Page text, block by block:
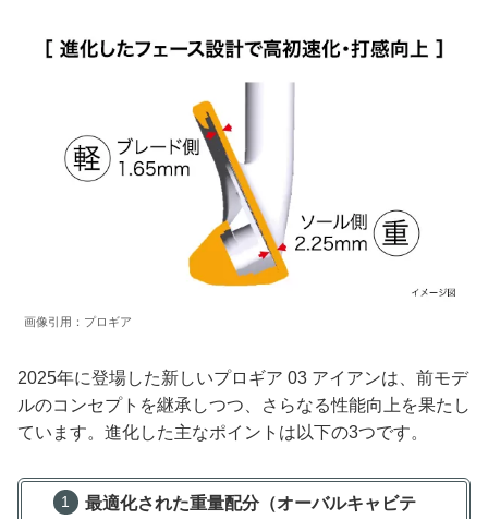
画像引用：プロギア
2025年に登場した新しいプロギア 03 アイアンは、前モデ
ルのコンセプトを継承しつつ、さらなる性能向上を果たし
ています。進化した主なポイントは以下の3つです。
最適化された重量配分（オーバルキャビテ